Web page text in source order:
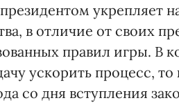
укрепляет
в отличие от своих
правил игры. В
ускорить процесс,
со дня вступления